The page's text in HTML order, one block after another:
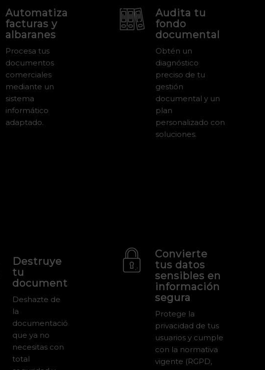
Automatiza
facturas y
albaranes
Procesa tus
documentos
comerciales
mediante un
sistema
informático
adaptado.
Audita tu
fondo
documental
Obtén un
diagnóstico
preciso de tu
gestión
documental y un
plan
personalizado con
soluciones.
Destruye
tu
documentación
Deshazte de
la
documentación
que ya no
necesitas con
total
Convierte
tus datos
sensibles en
información
segura
Protege la
privacidad de tus
usuarios y cumple
con la normativa
vigente (RGPD,